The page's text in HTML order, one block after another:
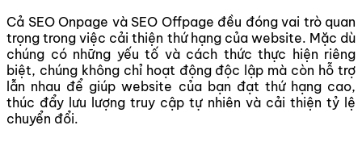
Cả SEO Onpage và SEO Offpage đều đóng vai trò quan
trọng trong việc cải thiện thứ hạng của website. Mặc dù
chúng có những yếu tố và cách thức thực hiện riêng
biệt, chúng không chỉ hoạt động độc lập mà còn hỗ trợ
lẫn nhau để giúp website của bạn đạt thứ hạng cao,
thúc đẩy lưu lượng truy cập tự nhiên và cải thiện tỷ lệ
chuyển đổi.